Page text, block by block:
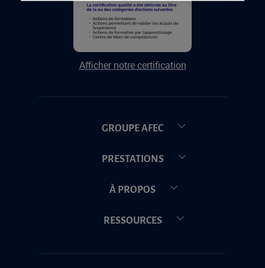
Afficher notre certification
GROUPE AFEC
PRESTATIONS
À PROPOS
RESSOURCES